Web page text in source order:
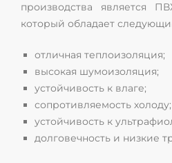
производства является
который обладает
отличная теплоизоляция;
высокая шумоизоляция;
устойчивость к влаге;
сопротивляемость холоду;
устойчивость к
долговечность и низкие